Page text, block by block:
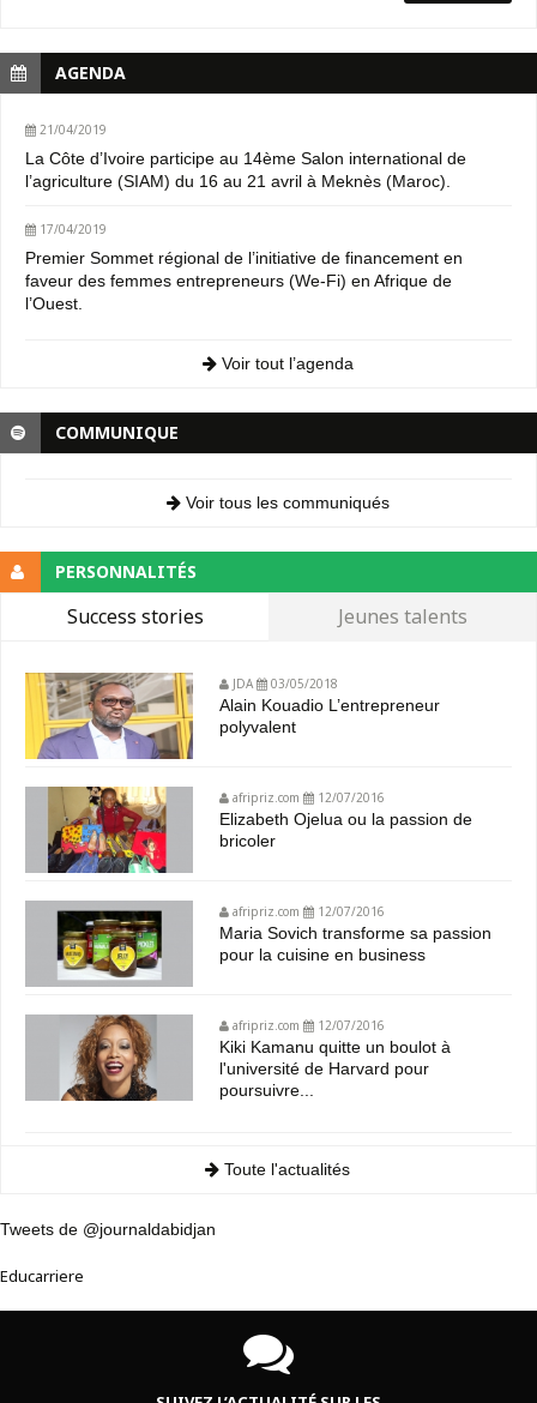
AGENDA
21/04/2019
La Côte d’Ivoire participe au 14ème Salon international de
l’agriculture (SIAM) du 16 au 21 avril à Meknès (Maroc).
17/04/2019
Premier Sommet régional de l’initiative de financement en
faveur des femmes entrepreneurs (We-Fi) en Afrique de
l’Ouest.
Voir tout l’agenda
COMMUNIQUE
Voir tous les communiqués
PERSONNALITÉS
Success stories Jeunes talents
JDA 03/05/2018
Alain Kouadio L’entrepreneur
polyvalent
afripriz.com 12/07/2016
Elizabeth Ojelua ou la passion de
bricoler
afripriz.com 12/07/2016
Maria Sovich transforme sa passion
pour la cuisine en business
afripriz.com 12/07/2016
Kiki Kamanu quitte un boulot à
l'université de Harvard pour
poursuivre...
Toute l'actualités
Tweets de @journaldabidjan
Educarriere